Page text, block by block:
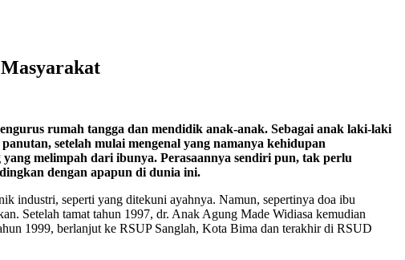
rumah tangga dan mendidik anak-anak. Sebagai anak laki-laki
setelah mulai mengenal yang namanya kehidupan
melimpah dari ibunya. Perasaannya sendiri pun, tak perlu
dengan apapun di dunia ini.
industri, seperti yang ditekuni ayahnya. Namun, sepertinya doa ibu
Setelah tamat tahun 1997, dr. Anak Agung Made Widiasa kemudian
1999, berlanjut ke RSUP Sanglah, Kota Bima dan terakhir di RSUD